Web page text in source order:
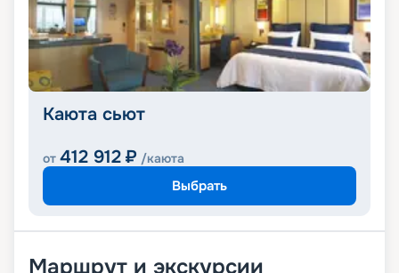
Каюта сьют
от 412 912 ₽ /каюта
Выбрать
Маршрут и экскурсии